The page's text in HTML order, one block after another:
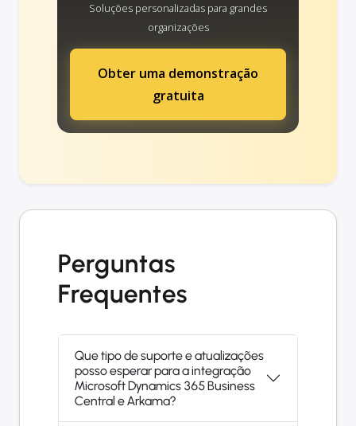
Soluções personalizadas para grandes
organizações
Obter uma demonstração
gratuita
Perguntas
Frequentes
Que tipo de suporte e atualizações
posso esperar para a integração
Microsoft Dynamics 365 Business
Central e Arkama?